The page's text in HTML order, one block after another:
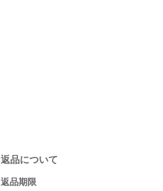
返品について
返品期限